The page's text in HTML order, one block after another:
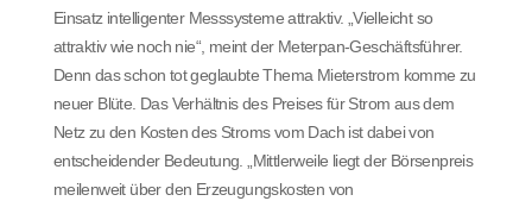
Einsatz intelligenter Messsysteme attraktiv. „Vielleicht so
attraktiv wie noch nie“, meint der Meterpan-Geschäftsführer.
Denn das schon tot geglaubte Thema Mieterstrom komme zu
neuer Blüte. Das Verhältnis des Preises für Strom aus dem
Netz zu den Kosten des Stroms vom Dach ist dabei von
entscheidender Bedeutung. „Mittlerweile liegt der Börsenpreis
meilenweit über den Erzeugungskosten von